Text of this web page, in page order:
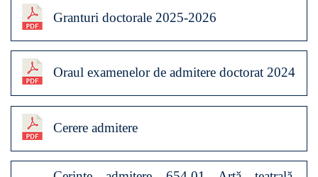
Granturi doctorale 2025-2026
Oraul examenelor de admitere doctorat 2024
Cerere admitere